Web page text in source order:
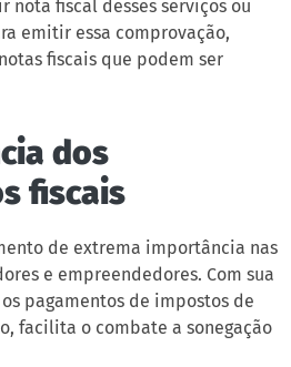
nota fiscal desses serviços ou
emitir essa comprovação,
fiscais que podem ser
dos
fiscais
de extrema importância nas
e empreendedores. Com sua
pagamentos de impostos de
facilita o combate a sonegação